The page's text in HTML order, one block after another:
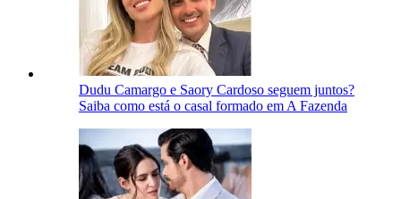
Dudu Camargo e Saory Cardoso seguem juntos?
Saiba como está o casal formado em A Fazenda